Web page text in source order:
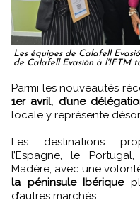
Les équipes de Calafell
de Calafell Evasión à l'IFTM
Parmi les nouveautés
1er avril, d’une
locale y représente
Les destinations
l’Espagne, le
Madère, avec une
la péninsule Ibérique
d’autres marchés.